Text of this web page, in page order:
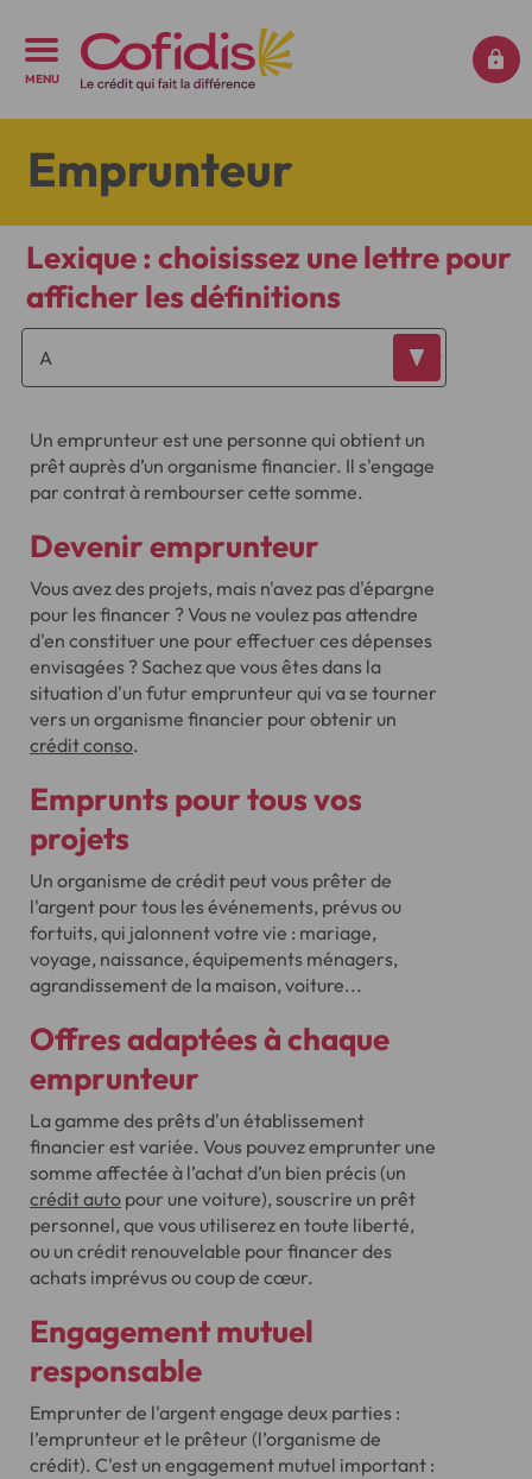
MENU
Emprunteur
Lexique : choisissez une lettre pour
afficher les définitions
Un emprunteur est une personne qui obtient un
prêt auprès d’un organisme financier. Il s'engage
par contrat à rembourser cette somme.
Devenir emprunteur
Vous avez des projets, mais n'avez pas d'épargne
pour les financer ? Vous ne voulez pas attendre
d'en constituer une pour effectuer ces dépenses
envisagées ? Sachez que vous êtes dans la
situation d'un futur emprunteur qui va se tourner
vers un organisme financier pour obtenir un
crédit conso.
Emprunts pour tous vos
projets
Un organisme de crédit peut vous prêter de
l'argent pour tous les événements, prévus ou
fortuits, qui jalonnent votre vie : mariage,
voyage, naissance, équipements ménagers,
agrandissement de la maison, voiture...
Offres adaptées à chaque
emprunteur
La gamme des prêts d'un établissement
financier est variée. Vous pouvez emprunter une
somme affectée à l’achat d’un bien précis (un
crédit auto pour une voiture), souscrire un prêt
personnel, que vous utiliserez en toute liberté,
ou un crédit renouvelable pour financer des
achats imprévus ou coup de cœur.
Engagement mutuel
responsable
Emprunter de l'argent engage deux parties :
l’emprunteur et le prêteur (l’organisme de
crédit). C'est un engagement mutuel important :